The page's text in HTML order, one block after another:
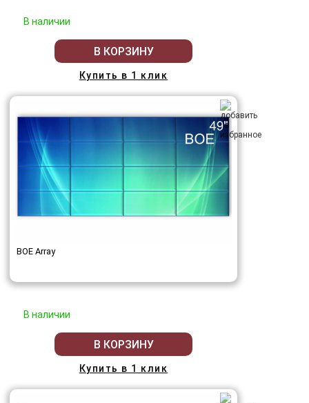
В наличии
В КОРЗИНУ
Купить в 1 клик
BOE Array
В наличии
В КОРЗИНУ
Купить в 1 клик